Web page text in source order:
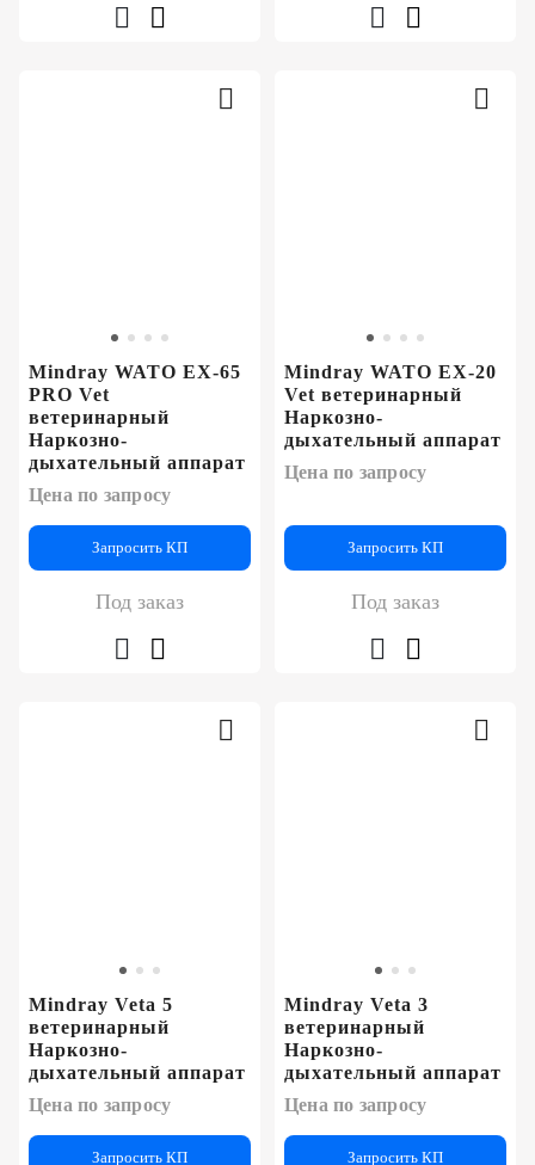
Mindray WATO EX-65
PRO Vet
ветеринарный
Наркозно-
дыхательный аппарат
Цена по запросу
Запросить КП
Под заказ
Mindray WATO EX-20
Vet ветеринарный
Наркозно-
дыхательный аппарат
Цена по запросу
Запросить КП
Под заказ
Mindray Veta 5
ветеринарный
Наркозно-
дыхательный аппарат
Цена по запросу
Запросить КП
Mindray Veta 3
ветеринарный
Наркозно-
дыхательный аппарат
Цена по запросу
Запросить КП